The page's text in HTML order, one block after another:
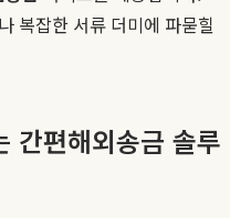
복잡한 서류 더미에 파묻힐
간편해외송금 솔루